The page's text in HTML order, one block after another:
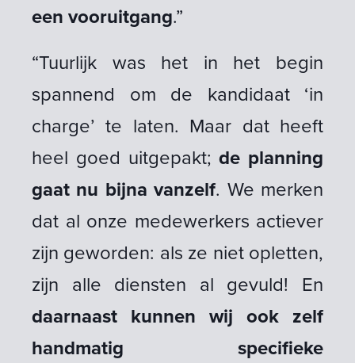
een vooruitgang.”
“Tuurlijk was het in het begin
spannend om de kandidaat ‘in
charge’ te laten. Maar dat heeft
heel goed uitgepakt;de planning
gaat nu bijna vanzelf. We merken
dat al onze medewerkers actiever
zijn geworden: als ze niet opletten,
zijn alle diensten al gevuld! En
daarnaast kunnen wij ook zelf
handmatig specifieke